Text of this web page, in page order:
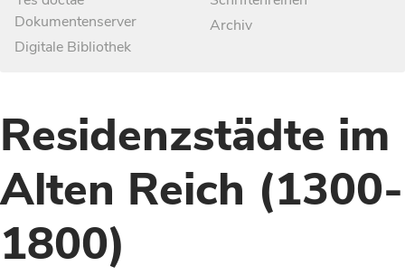
Dokumentenserver
Digitale Bibliothek
Archiv
Residenzstädte im
Alten Reich (1300-
1800)